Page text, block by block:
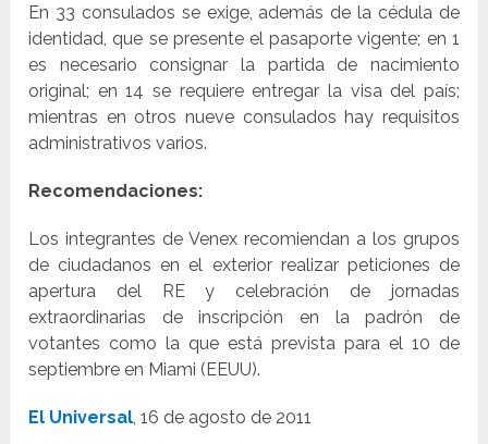
En 33 consulados se exige, además de la cédula de
identidad, que se presente el pasaporte vigente; en 1
es necesario consignar la partida de nacimiento
original; en 14 se requiere entregar la visa del país;
mientras en otros nueve consulados hay requisitos
administrativos varios.
Recomendaciones:
Los integrantes de Venex recomiendan a los grupos
de ciudadanos en el exterior realizar peticiones de
apertura del RE y celebración de jornadas
extraordinarias de inscripción en la padrón de
votantes como la que está prevista para el 10 de
septiembre en Miami (EEUU).
El Universal, 16 de agosto de 2011